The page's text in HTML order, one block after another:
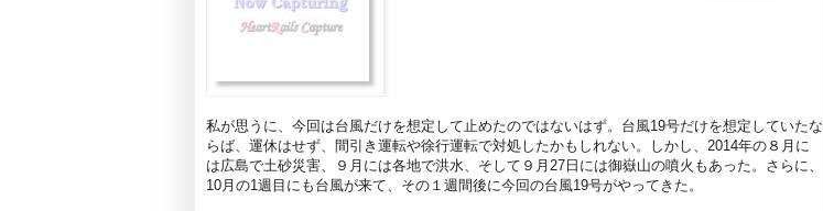
私が思うに、今回は台風だけを想定して止めたのではないはず。台風19号だけを想定していたな
らば、運休はせず、間引き運転や徐行運転で対処したかもしれない。しかし、2014年の８月に
は広島で土砂災害、９月には各地で洪水、そして９月27日には御嶽山の噴火もあった。さらに、
10月の1週目にも台風が来て、その１週間後に今回の台風19号がやってきた。